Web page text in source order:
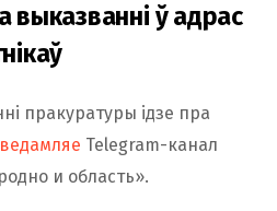
выказванні ў адрас
пракуратуры ідзе пра
Telegram-канал
и область».